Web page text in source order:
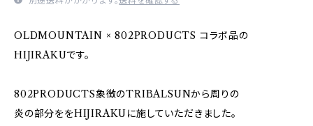
OLDMOUNTAIN × 802PRODUCTS コラボ品の
HIJIRAKUです。
802PRODUCTS象徴のTRIBALSUNから周りの
炎の部分ををHIJIRAKUに施していただきました。